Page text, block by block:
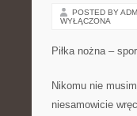
POSTED BY
WYŁĄCZONA
Piłka nożna –
Nikomu nie
niesamowicie